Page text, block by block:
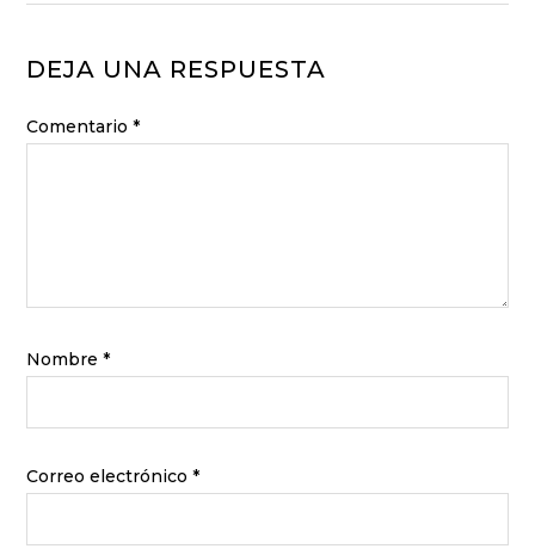
DEJA UNA RESPUESTA
Comentario*
Nombre*
Correo electrónico*